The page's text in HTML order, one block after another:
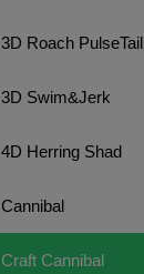
3D Roach PulseTail
3D Swim&Jerk
4D Herring Shad
Cannibal
Craft Cannibal